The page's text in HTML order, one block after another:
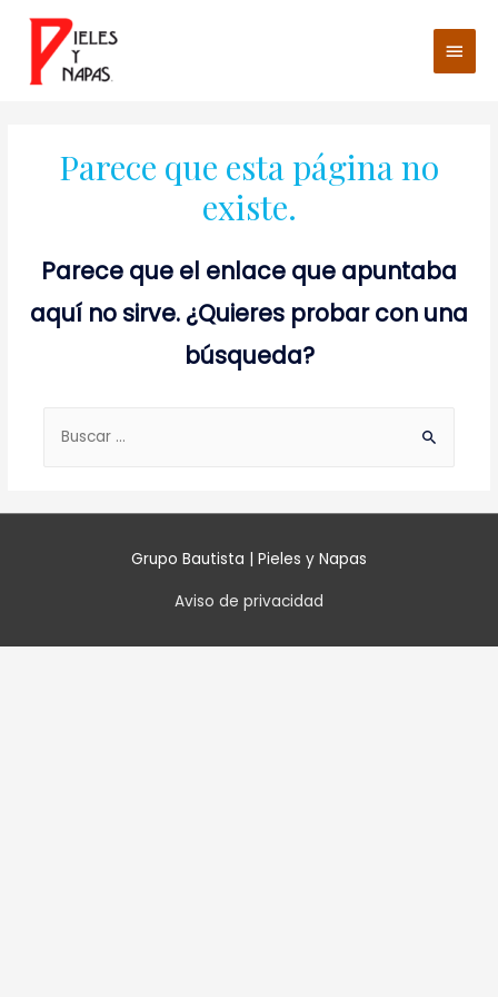
Parece que esta página no
existe.
Parece que el enlace que apuntaba
aquí no sirve. ¿Quieres probar con una
búsqueda?
Grupo Bautista | Pieles y Napas
Aviso de privacidad